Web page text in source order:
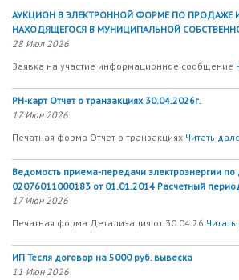
АУКЦИОН В ЭЛЕКТРОННОЙ ФОРМЕ ПО ПРОДАЖЕ
НАХОДЯЩЕГОСЯ В МУНИЦИПАЛЬНОЙ
28 Июл 2026
Заявка на участие информационное сообщение
РН-карт Отчет о транзакциях 30.04.2026г.
17 Июн 2026
Печатная форма Отчет о транзакциях Читать
Ведомость приема-передачи электроэнергии по
02076011000183 от 01.01.2014 Расчетный
17 Июн 2026
Печатная форма Детализация от 30.04.26
ИП Тесля договор на 5000 руб. вывеска
11 Июн 2026